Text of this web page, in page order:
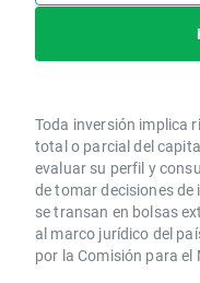
Toda inversión implica
total o parcial del
evaluar su perfil y
de tomar decisiones
se transan en bolsas
al marco jurídico del
por la Comisión para el